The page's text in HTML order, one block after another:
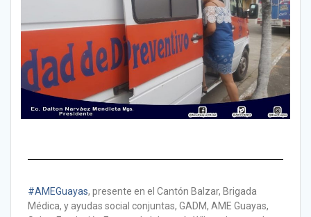
#AMEGuayas, presente en el Cantón Balzar, Brigada
Médica, y ayudas social conjuntas, GADM, AME Guayas,